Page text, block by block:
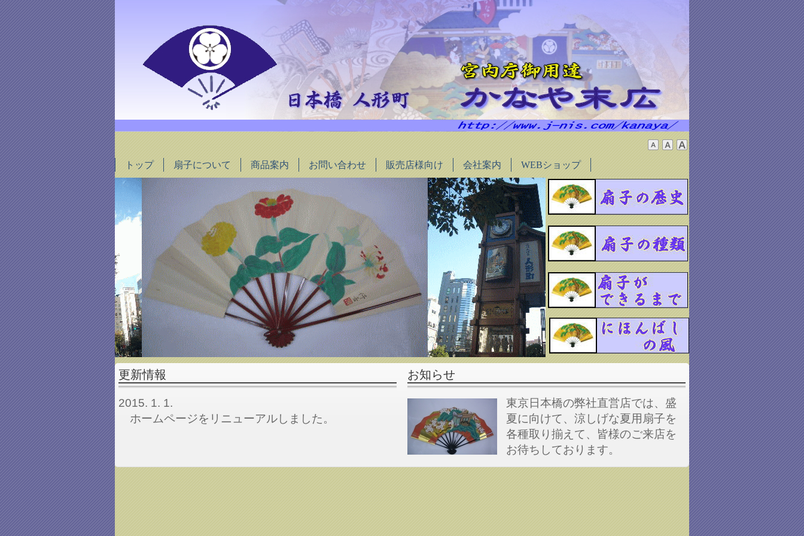
トップ 扇子について 商品案内 お問い合わせ 販売店様向け 会社案内 WEBショップ
更新情報
2015. 1. 1.
ホームページをリニューアルしました。
お知らせ
東京日本橋の弊社直営店では、盛
夏に向けて、涼しげな夏用扇子を
各種取り揃えて、 皆様のご来店を
お待ちしております。